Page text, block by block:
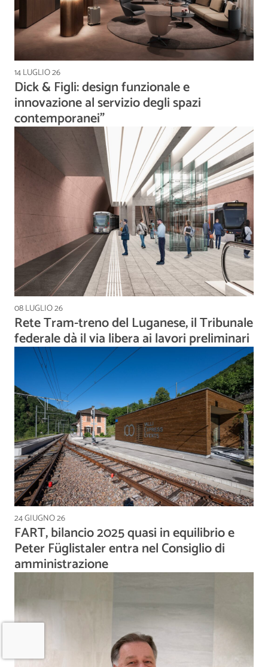
14 LUGLIO 26
Dick & Figli: design funzionale e
innovazione al servizio degli spazi
contemporanei”
08 LUGLIO 26
Rete Tram-treno del Luganese, il Tribunale
federale dà il via libera ai lavori preliminari
24 GIUGNO 26
FART, bilancio 2025 quasi in equilibrio e
Peter Füglistaler entra nel Consiglio di
amministrazione